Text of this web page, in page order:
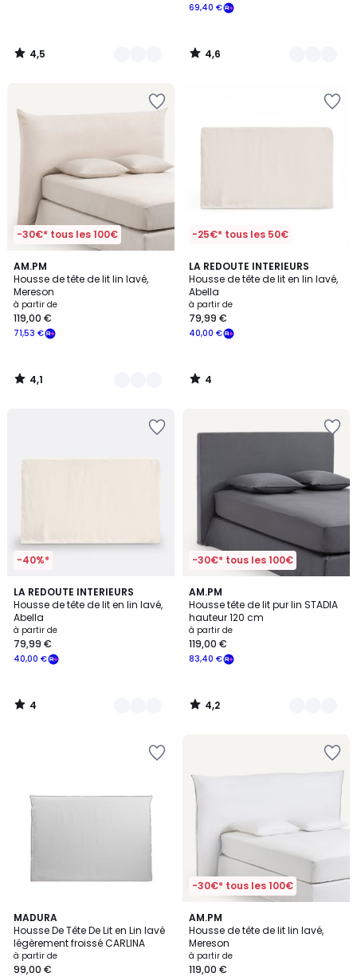
4,5
/
69,40 €
4,6
/
-30€* tous les 100€
AM.PM
Housse de tête de lit lin lavé,
Mereson
à partir de
71,53 €
119,00 €
4,1
/ 5
4
Couleurs
4,1
/
-25€* tous les 50€
LA REDOUTE INTERIEURS
Housse de tête de lit en lin lavé,
Abella
à partir de
40,00 €
79,99 €
4
/
5
4
/
-40%*
LA REDOUTE INTERIEURS
Housse de tête de lit en lin lavé,
Abella
à partir de
40,00 €
79,99 €
4
/
5
4
Couleurs
4
/
-30€* tous les 100€
AM.PM
Housse tête de lit pur lin STADIA
hauteur 120 cm
à partir de
83,40 €
119,00 €
4,2
/ 5
2
Couleurs
4,2
/
MADURA
Housse De Tête De Lit en Lin lavé
légèrement froissé CARLINA
à partir de
99,00 €
8
Couleurs
-30€* tous les 100€
AM.PM
Housse de tête de lit lin lavé,
Mereson
à partir de
119,00 €
4,2
/ 5